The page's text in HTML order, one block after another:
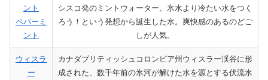
ント
ペパーミ
ント
シスコ発のミントウォーター。氷水より冷たい水をつく
ろう！という発想から誕生した水。爽快感のあるのどご
しが人気。
ウィスラ
ー
カナダブリティッシュコロンビア州ウィスラー渓谷に形
成された、数千年前の氷河が解けた水を源とする伏流水